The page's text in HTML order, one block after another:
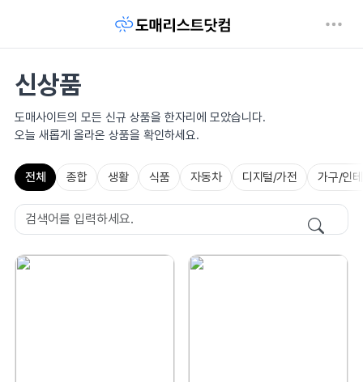
신상품
도매사이트의 모든 신규 상품을 한자리에 모았습니다.
오늘 새롭게 올라온 상품을 확인하세요.
전체 종합 생활 식품 자동차 디지털/가전 가구/인